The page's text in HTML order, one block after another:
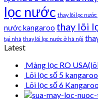
lọc nước thay lõi lọc nước
nước kangaroo thay lõi
tại nhà thay lõi lọc nước ở hà nội
Latest
Màng lọc RO
Lõi lọc số 5 kangaroo
Lõi lọc số 6